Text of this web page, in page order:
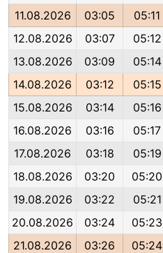
11.08.2026
03:05 05:11
12.08.2026
03:07 05:12
13.08.2026
03:09 05:14
14.08.2026
03:12 05:15
15.08.2026
03:14 05:16
16.08.2026
03:16 05:17
17.08.2026
03:18 05:19
18.08.2026
03:20 05:20
19.08.2026
03:22 05:21
20.08.2026
03:24 05:23
21.08.2026
03:26 05:24